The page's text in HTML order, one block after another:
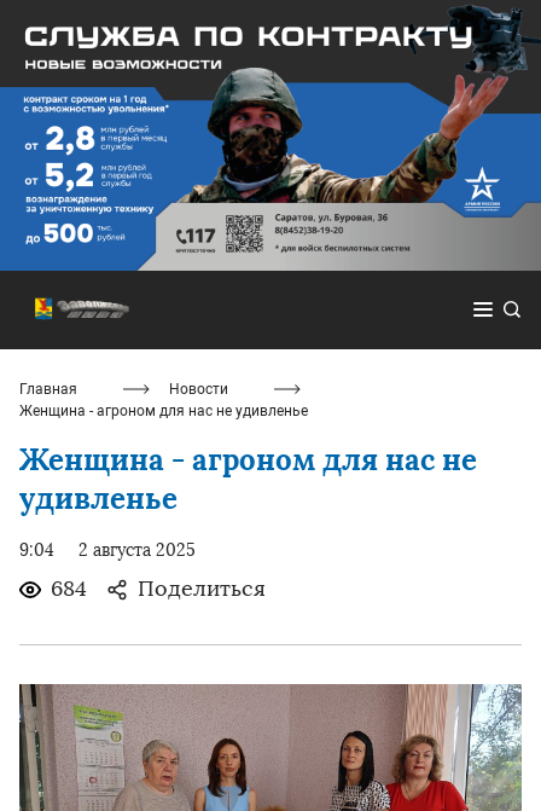
Главная
Новости
Женщина - агроном для нас не удивленье
Женщина - агроном для нас не
удивленье
9:04 2 августа 2025
684 Поделиться